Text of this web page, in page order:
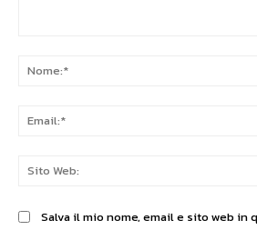
Salva il mio nome, email e sito web in